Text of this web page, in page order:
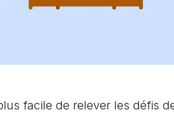
facile de relever les défis